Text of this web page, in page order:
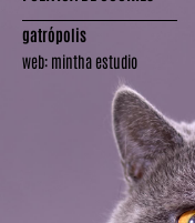
gatrópolis
web: mintha estudio